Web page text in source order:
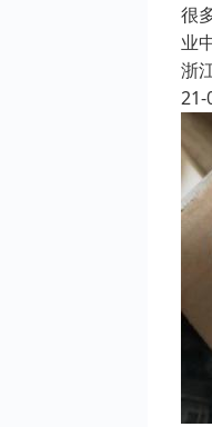
很
业
浙
21-